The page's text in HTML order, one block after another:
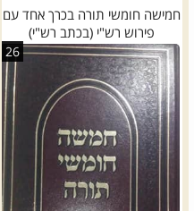
חמישה חומשי תורה בכרך אחד עם
פירוש רש"י (בכתב רש"י)
26